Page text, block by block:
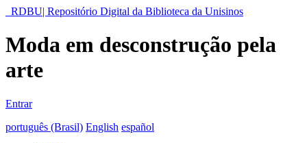
RDBU| Repositório Digital da Biblioteca da Unisinos
Moda em desconstrução pela
arte
Entrar
português (Brasil) English español